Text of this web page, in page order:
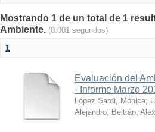
Mostrando 1 de un total de 1
Ambiente. (0.001 segundos)
1
Evaluación del
- Informe Marzo
López Sardi, Mónica;
Alejandro; Beltrán,